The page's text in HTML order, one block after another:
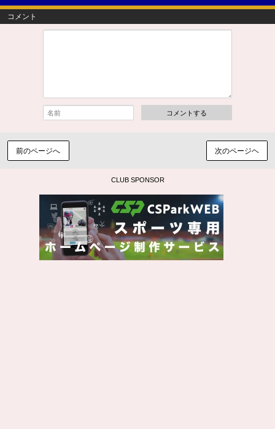
コメント
コメントする
前のページへ 次のページヘ
CLUB SPONSOR